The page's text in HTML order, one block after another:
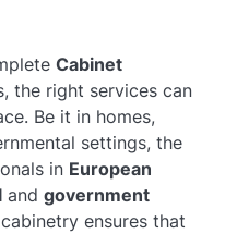
Cabinet
the right services can
Be it in homes,
settings, the
in European
and government
ensures that